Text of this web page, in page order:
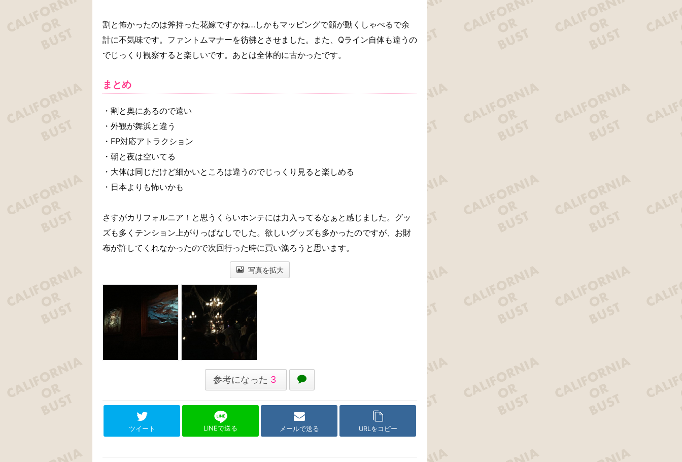
割と怖かったのは斧持った花嫁ですかね…しかもマッピングで顔が動くしゃべるで余
計に不気味です。ファントムマナーを彷彿とさせました。また、Qライン自体も違うの
でじっくり観察すると楽しいです。あとは全体的に古かったです。
まとめ
・割と奥にあるので遠い
・外観が舞浜と違う
・FP対応アトラクション
・朝と夜は空いてる
・大体は同じだけど細かいところは違うのでじっくり見ると楽しめる
・日本よりも怖いかも
さすがカリフォルニア！と思うくらいホンテには力入ってるなぁと感じました。グッ
ズも多くテンション上がりっぱなしでした。欲しいグッズも多かったのですが、お財
布が許してくれなかったので次回行った時に買い漁ろうと思います。
写真を拡大
参考になった 3
ツイート LINEで送る メールで送る URLをコピー